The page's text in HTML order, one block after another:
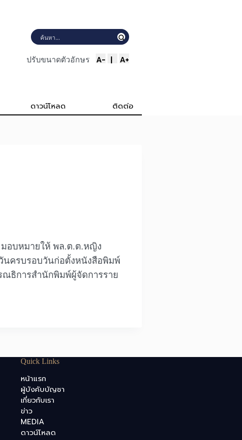
ปรับขนาดตัวอักษร A- | A+
ดาวน์โหลด ติดต่อ
มอบหมายให้ พล.ต.ต.หญิง
นครบรอบวันก่อตั้งหนังสือพิมพ์
ณธิการสำนักพิมพ์ผู้จัดการราย
Quick Links
หน้าแรก
ผู้บังคับบัญชา
เกี่ยวกับเรา
ข่าว
MEDIA
ดาวน์โหลด